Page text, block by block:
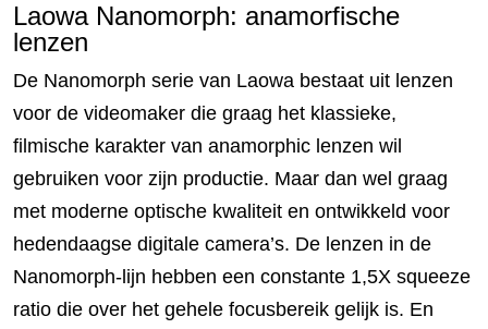
Laowa Nanomorph: anamorfische
lenzen
De Nanomorph serie van Laowa bestaat uit lenzen
voor de videomaker die graag het klassieke,
filmische karakter van anamorphic lenzen wil
gebruiken voor zijn productie. Maar dan wel graag
met moderne optische kwaliteit en ontwikkeld voor
hedendaagse digitale camera’s. De lenzen in de
Nanomorph-lijn hebben een constante 1,5X squeeze
ratio die over het gehele focusbereik gelijk is. En